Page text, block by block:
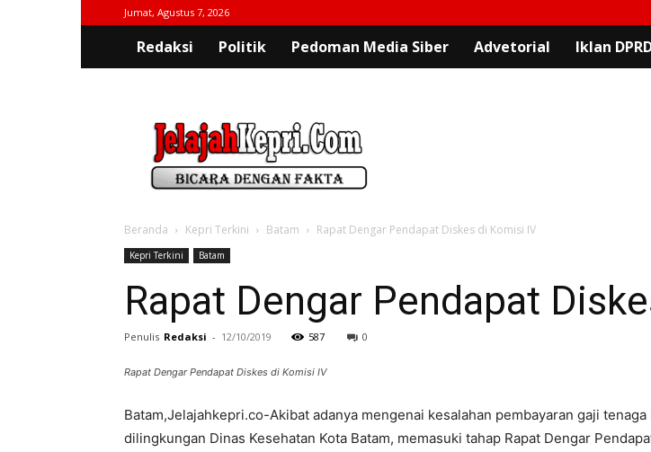
Jumat, Agustus 7, 2026
Redaksi Politik Pedoman Media Siber Advetorial Iklan
Beranda Kepri Terkini Batam Rapat Dengar Pendapat Diskes di Komisi IV
Kepri Terkini Batam
Rapat Dengar Pendapat
Penulis Redaksi - 12/10/2019 587 0
Rapat Dengar Pendapat Diskes di Komisi IV
Batam,Jelajahkepri.co-Akibat adanya mengenai kesalahan pembayaran gaji
dilingkungan Dinas Kesehatan Kota Batam, memasuki tahap Rapat Dengar